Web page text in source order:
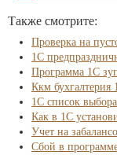
Также смотрите:
Проверка на
1С
Программа 1С
Ккм бухгалтерия
1С список
Как в 1С
Учет на
Сбой в